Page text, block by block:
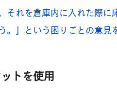
それを倉庫内に入れた際に
。」という困りごとの意見
トを使用